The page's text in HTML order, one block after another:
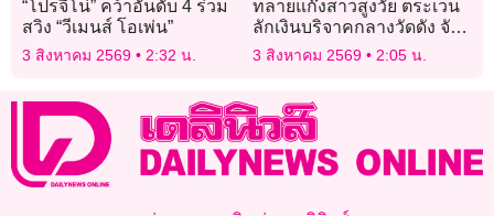
“โปรจีโน่” คว้าอันดับ 4 ร่วม
สวิง “วีเมนส์ โอเพ่น”
3 สิงหาคม 2569 2:32 น.
ทลายแก๊งสาวสูงวัย ตระเวน
ลักเงินบริจาคกลางวัดดัง จับ
ได้ 1 อีก 2 หนีทัน
3 สิงหาคม 2569 2:05 น.